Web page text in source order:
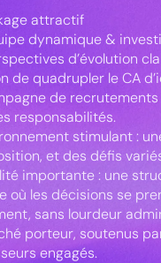
attractif
dynamique &
d’évolution
de quadrupler le CA
de
responsabilités.
stimulant :
et des défis
importante : une
où les décisions se
sans lourdeur
porteur, soutenus
engagés.